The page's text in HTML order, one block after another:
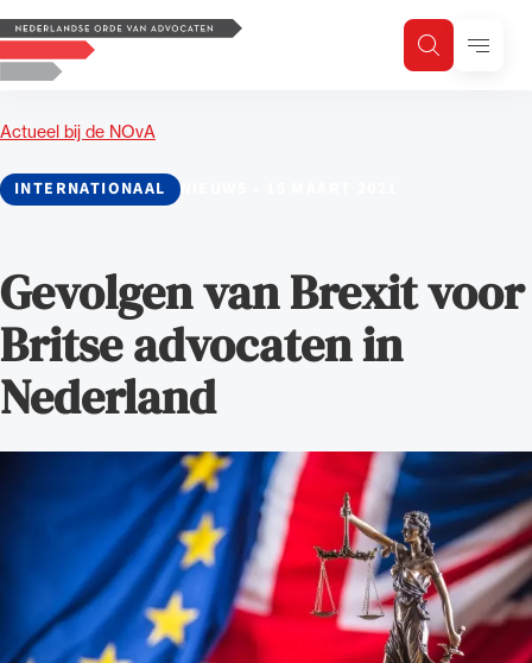
Logo, to the homepage
ZoekenMenu
Actueel bij de NOvA
Gevolgen van Brexit voor
Britse advocaten in
Nederland
INTERNATIONAAL NIEUWS
Zoeken
Zoek op trefwoord
Uitgelicht